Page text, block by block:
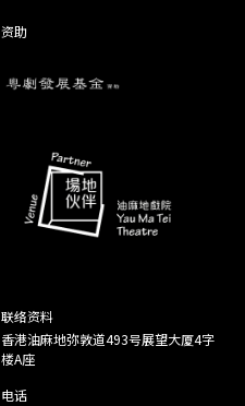
资助
联络资料
香港油麻地弥敦道493号展望大厦4字
楼A座
电话